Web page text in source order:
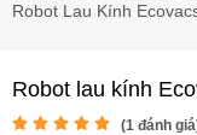
Robot Lau Kính
Robot lau kính
(1 đánh